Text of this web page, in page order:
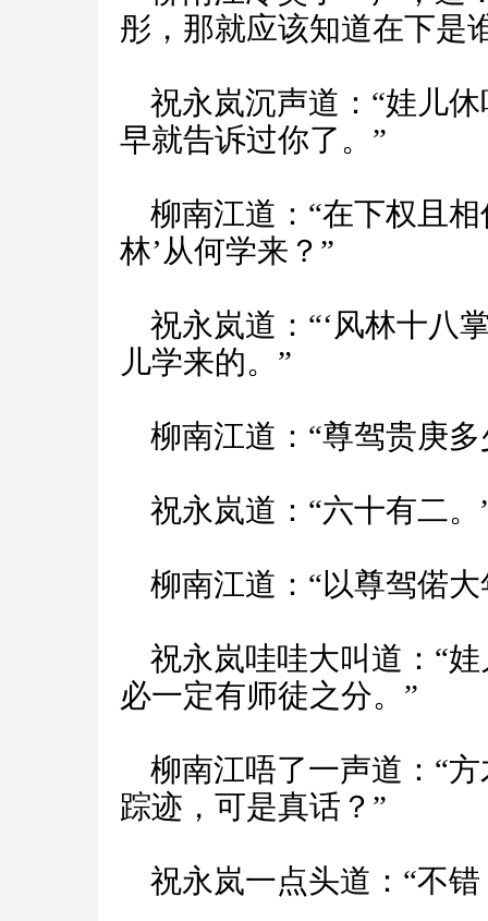
彤，那就应该知道在下是
祝永岚沉声道：“娃儿
早就告诉过你了。”
柳南江道：“在下权且相
林’从何学来？”
祝永岚道：“‘风林十八
儿学来的。”
柳南江道：“尊驾贵庚多
祝永岚道：“六十有二。
柳南江道：“以尊驾偌大
祝永岚哇哇大叫道：“
必一定有师徒之分。”
柳南江唔了一声道：“
踪迹，可是真话？”
祝永岚一点头道：“不错